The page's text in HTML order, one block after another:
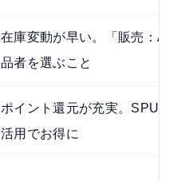
在庫変動が早い。「販売：
品者を選ぶこと
ポイント還元が充実。SPU・
活用でお得に